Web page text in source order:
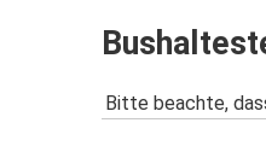
Bitte beachte,